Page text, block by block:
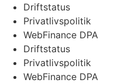
Driftstatus
Privatlivspolitik
WebFinance DPA
Driftstatus
Privatlivspolitik
WebFinance DPA